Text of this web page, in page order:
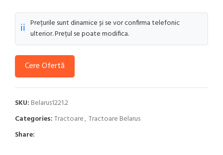
ℹ️ Prețurile sunt dinamice și se vor confirma telefonic
ulterior. Prețul se poate modifica.
Cere Ofertă
SKU: Belarus1221.2
Categories:Tractoare, Tractoare Belarus
Share: